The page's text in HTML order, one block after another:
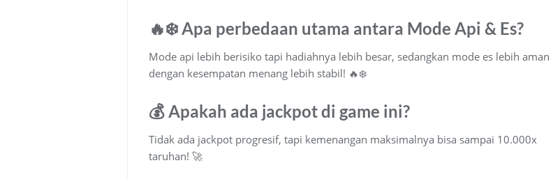
🔥❄️ Apa perbedaan utama antara Mode Api & Es?
Mode api lebih berisiko tapi hadiahnya lebih besar, sedangkan mode es lebih aman
dengan kesempatan menang lebih stabil! 🔥❄️
💰 Apakah ada jackpot di game ini?
Tidak ada jackpot progresif, tapi kemenangan maksimalnya bisa sampai 10.000x
taruhan! 🚀